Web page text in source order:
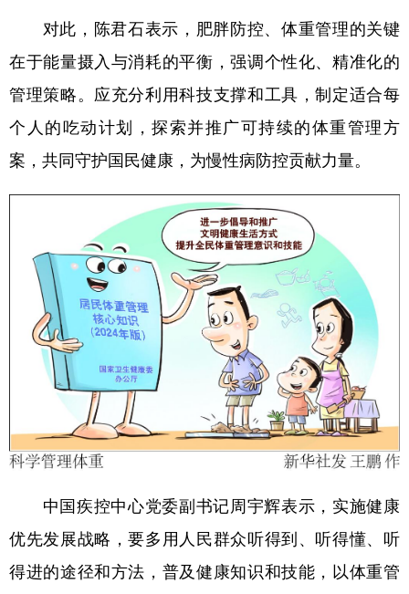
多语种频道
English Español Français عربى
Русский язык 日本語 한국어
对此，陈君石表示，肥胖防控、体重管理的关键
在于能量摄入与消耗的平衡，强调个性化、精准化的
管理策略。应充分利用科技支撑和工具，制定适合每
个人的吃动计划，探索并推广可持续的体重管理方
案，共同守护国民健康，为慢性病防控贡献力量。
中国疾控中心党委副书记周宇辉表示，实施健康
优先发展战略，要多用人民群众听得到、听得懂、听
得进的途径和方法，普及健康知识和技能，以体重管